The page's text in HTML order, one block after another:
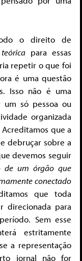
o direito de
teórica para essas
repetir o que foi
é uma questão
Isso não é uma
só pessoa ou
organizada
que a
debruçar sobre a
devemos seguir
de um órgão que
conectado
que toda
direcionada para
Sem esse
estritamente
a representação
jornal não for